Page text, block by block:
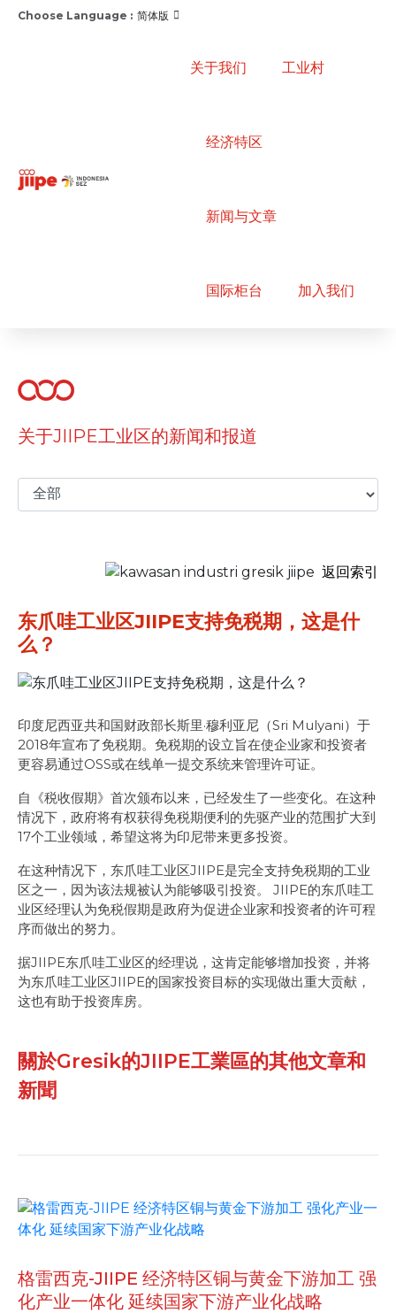
Choose Language : 简体版
关于我们 工业村
经济特区
新闻与文章
国际柜台 加入我们
关于JIIPE工业区的新闻和报道
返回索引
东爪哇工业区JIIPE支持免税期，这是什
么？
印度尼西亚共和国财政部长斯里·穆利亚尼（Sri Mulyani）于
2018年宣布了免税期。免税期的设立旨在使企业家和投资者
更容易通过OSS或在线单一提交系统来管理许可证。
自《税收假期》首次颁布以来，已经发生了一些变化。在这种
情况下，政府将有权获得免税期便利的先驱产业的范围扩大到
17个工业领域，希望这将为印尼带来更多投资。
在这种情况下，东爪哇工业区JIIPE是完全支持免税期的工业
区之一，因为该法规被认为能够吸引投资。 JIIPE的东爪哇工
业区经理认为免税假期是政府为促进企业家和投资者的许可程
序而做出的努力。
据JIIPE东爪哇工业区的经理说，这肯定能够增加投资，并将
为东爪哇工业区JIIPE的国家投资目标的实现做出重大贡献，
这也有助于投资库房。
關於Gresik的JIIPE工業區的其他文章和
新聞
格雷西克-JIIPE 经济特区铜与黄金下游加工 强
化产业一体化 延续国家下游产业化战略